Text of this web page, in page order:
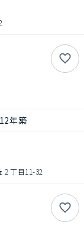
年築
丁目11-32